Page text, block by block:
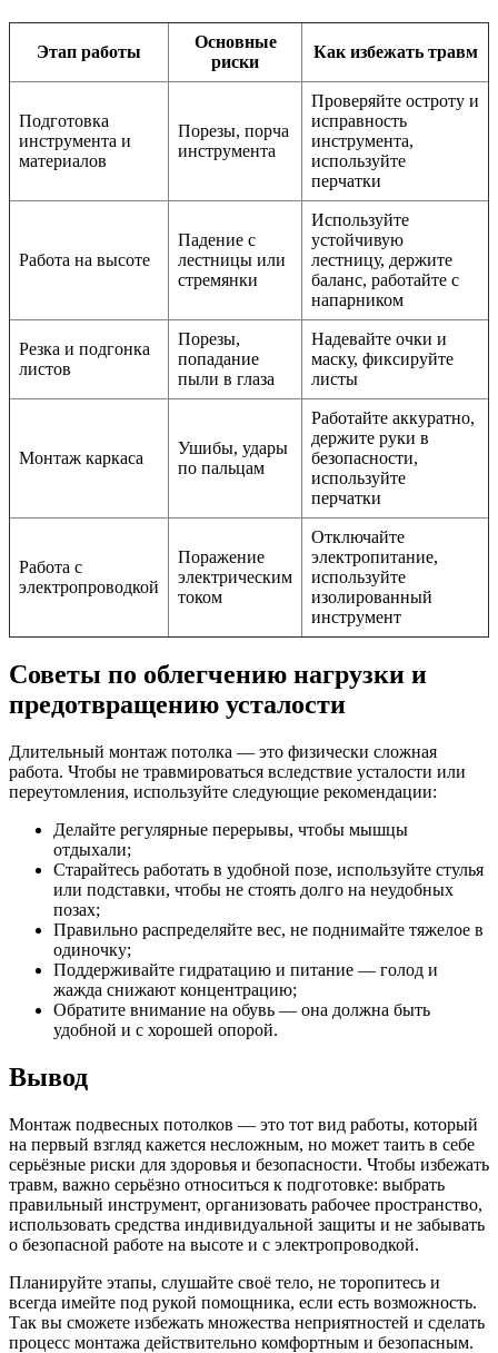
Этап работы
Основные
риски
Как избежать травм
Подготовка
инструмента и
материалов
Порезы, порча
инструмента
Проверяйте остроту и
исправность
инструмента,
используйте
перчатки
Работа на высоте
Падение с
лестницы или
стремянки
Используйте
устойчивую
лестницу, держите
баланс, работайте с
напарником
Резка и подгонка
листов
Порезы,
попадание
пыли в глаза
Надевайте очки и
маску, фиксируйте
листы
Монтаж каркаса
Ушибы, удары
по пальцам
Работайте аккуратно,
держите руки в
безопасности,
используйте
перчатки
Работа с
электропроводкой
Поражение
электрическим
током
Отключайте
электропитание,
используйте
изолированный
инструмент
Советы по облегчению нагрузки и
предотвращению усталости
Длительный монтаж потолка — это физически сложная
работа. Чтобы не травмироваться вследствие усталости или
переутомления, используйте следующие рекомендации:
Делайте регулярные перерывы, чтобы мышцы
отдыхали;
Старайтесь работать в удобной позе, используйте стулья
или подставки, чтобы не стоять долго на неудобных
позах;
Правильно распределяйте вес, не поднимайте тяжелое в
одиночку;
Поддерживайте гидратацию и питание — голод и
жажда снижают концентрацию;
Обратите внимание на обувь — она должна быть
удобной и с хорошей опорой.
Вывод
Монтаж подвесных потолков — это тот вид работы, который
на первый взгляд кажется несложным, но может таить в себе
серьёзные риски для здоровья и безопасности. Чтобы избежать
травм, важно серьёзно относиться к подготовке: выбрать
правильный инструмент, организовать рабочее пространство,
использовать средства индивидуальной защиты и не забывать
о безопасной работе на высоте и с электропроводкой.
Планируйте этапы, слушайте своё тело, не торопитесь и
всегда имейте под рукой помощника, если есть возможность.
Так вы сможете избежать множества неприятностей и сделать
процесс монтажа действительно комфортным и безопасным.